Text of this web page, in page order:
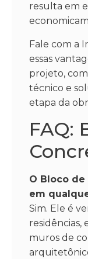
resulta em
Fale com a
essas
projeto,
técnico e
etapa da
FAQ:
O Bloco
em
Sim. Ele é
residências,
muros de